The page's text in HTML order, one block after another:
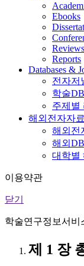
Ebooks
Reviews
Reports
Databases &
전자저
학술
주제별
해외전자자
해외전
해외
대학별
이용약관
닫기
학술연구정보서비
제 1 장